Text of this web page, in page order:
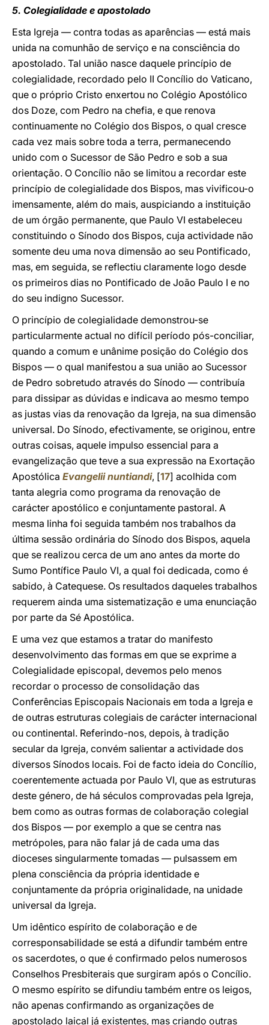
5. Colegialidade e apostolado
Esta Igreja — contra todas as aparências — está mais
unida na comunhão de serviço e na consciência do
apostolado. Tal união nasce daquele princípio de
colegialidade, recordado pelo II Concílio do Vaticano,
que o próprio Cristo enxertou no Colégio Apostólico
dos Doze, com Pedro na chefia, e que renova
continuamente no Colégio dos Bispos, o qual cresce
cada vez mais sobre toda a terra, permanecendo
unido com o Sucessor de São Pedro e sob a sua
orientação. O Concílio não se limitou a recordar este
princípio de colegialidade dos Bispos, mas vivificou-o
imensamente, além do mais, auspiciando a instituição
de um órgão permanente, que Paulo VI estabeleceu
constituindo o Sínodo dos Bispos, cuja actividade não
somente deu uma nova dimensão ao seu Pontificado,
mas, em seguida, se reflectiu claramente logo desde
os primeiros dias no Pontificado de João Paulo I e no
do seu indigno Sucessor.
O princípio de colegialidade demonstrou-se
particularmente actual no difícil período pós-conciliar,
quando a comum e unânime posição do Colégio dos
Bispos — o qual manifestou a sua união ao Sucessor
de Pedro sobretudo através do Sínodo — contribuía
para dissipar as dúvidas e indicava ao mesmo tempo
as justas vias da renovação da Igreja, na sua dimensão
universal. Do Sínodo, efectivamente, se originou, entre
outras coisas, aquele impulso essencial para a
evangelização que teve a sua expressão na Exortação
Apostólica Evangelii nuntiandi, [17] acolhida com
tanta alegria como programa da renovação de
carácter apostólico e conjuntamente pastoral. A
mesma linha foi seguida também nos trabalhos da
última sessão ordinária do Sínodo dos Bispos, aquela
que se realizou cerca de um ano antes da morte do
Sumo Pontífice Paulo VI, a qual foi dedicada, como é
sabido, à Catequese. Os resultados daqueles trabalhos
requerem ainda uma sistematização e uma enunciação
por parte da Sé Apostólica.
E uma vez que estamos a tratar do manifesto
desenvolvimento das formas em que se exprime a
Colegialidade episcopal, devemos pelo menos
recordar o processo de consolidação das
Conferências Episcopais Nacionais em toda a Igreja e
de outras estruturas colegiais de carácter internacional
ou continental. Referindo-nos, depois, à tradição
secular da Igreja, convém salientar a actividade dos
diversos Sínodos locais. Foi de facto ideia do Concílio,
coerentemente actuada por Paulo VI, que as estruturas
deste género, de há séculos comprovadas pela Igreja,
bem como as outras formas de colaboração colegial
dos Bispos — por exemplo a que se centra nas
metrópoles, para não falar já de cada uma das
dioceses singularmente tomadas — pulsassem em
plena consciência da própria identidade e
conjuntamente da própria originalidade, na unidade
universal da Igreja.
Um idêntico espírito de colaboração e de
corresponsabilidade se está a difundir também entre
os sacerdotes, o que é confirmado pelos numerosos
Conselhos Presbiterais que surgiram após o Concílio.
O mesmo espírito se difundiu também entre os leigos,
não apenas confirmando as organizações de
apostolado laical já existentes, mas criando outras